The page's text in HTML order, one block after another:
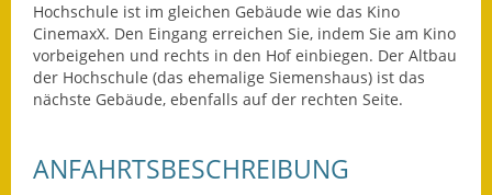
Landessanierungsprogramm
Mietspiegel
Hochschule ist im gleichen Gebäude wie das Kino
CinemaxX. Den Eingang erreichen Sie, indem Sie am Kino
vorbeigehen und rechts in den Hof einbiegen. Der Altbau
der Hochschule (das ehemalige Siemenshaus) ist das
nächste Gebäude, ebenfalls auf der rechten Seite.
ANFAHRTSBESCHREIBUNG